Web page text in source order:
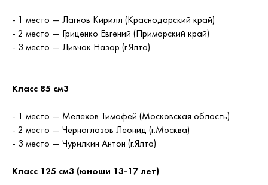
- 1 место — Лагнов Кирилл (Краснодарский край)
- 2 место — Гриценко Евгений (Приморский край)
- 3 место — Ливчак Назар (г.Ялта)
Класс 85 см3
- 1 место — Мелехов Тимофей (Московская область)
- 2 место — Черноглазов Леонид (г.Москва)
- 3 место — Чурилкин Антон (г.Ялта)
Класс 125 см3 (юноши 13-17 лет)